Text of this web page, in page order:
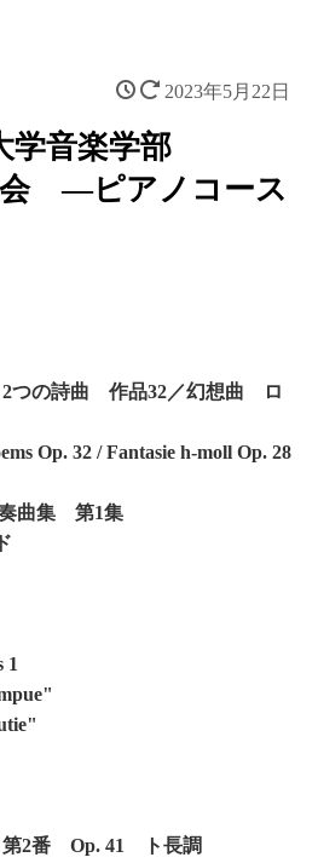
2023年5月22日
学音楽学部
会 ―ピアノコース
2つの詩曲 作品32／幻想曲 ロ
Op. 32 / Fantasie h-moll Op. 28
曲集 第1集
1
2番 Op. 41 ト長調